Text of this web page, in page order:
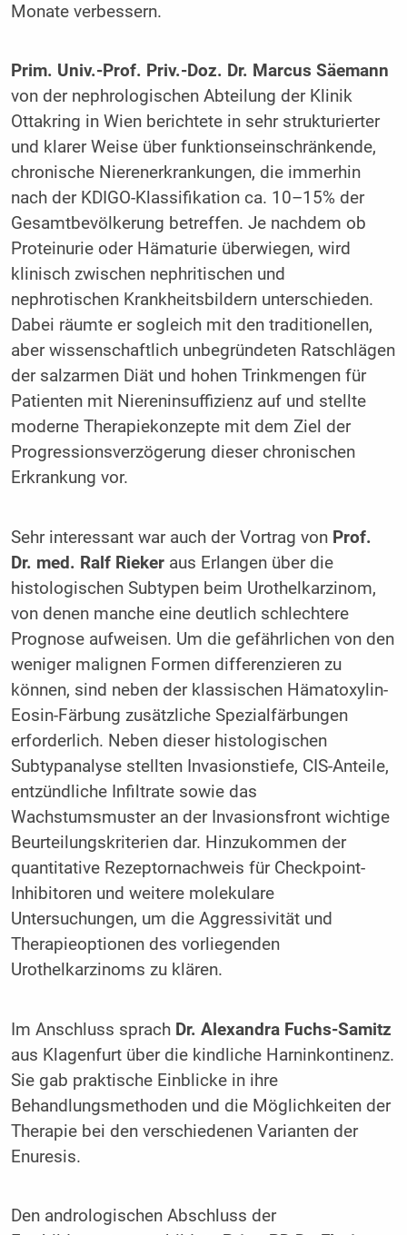
Monate verbessern.
Prim. Univ.-Prof. Priv.-Doz. Dr. Marcus Säemann
von der nephrologischen Abteilung der Klinik
Ottakring in Wien berichtete in sehr strukturierter
und klarer Weise über funktionseinschränkende,
chronische Nierenerkrankungen, die immerhin
nach der KDIGO-Klassifikation ca. 10–15% der
Gesamtbevölkerung betreffen. Je nachdem ob
Proteinurie oder Hämaturie überwiegen, wird
klinisch zwischen nephritischen und
nephrotischen Krankheitsbildern unterschieden.
Dabei räumte er sogleich mit den traditionellen,
aber wissenschaftlich unbegründeten Ratschlägen
der salzarmen Diät und hohen Trinkmengen für
Patienten mit Niereninsuffizienz auf und stellte
moderne Therapiekonzepte mit dem Ziel der
Progressionsverzögerung dieser chronischen
Erkrankung vor.
Sehr interessant war auch der Vortrag von Prof.
Dr. med. Ralf Riekeraus Erlangen über die
histologischen Subtypen beim Urothelkarzinom,
von denen manche eine deutlich schlechtere
Prognose aufweisen. Um die gefährlichen von den
weniger malignen Formen differenzieren zu
können, sind neben der klassischen Hämatoxylin-
Eosin-Färbung zusätzliche Spezialfärbungen
erforderlich. Neben dieser histologischen
Subtypanalyse stellten Invasionstiefe, CIS-Anteile,
entzündliche Infiltrate sowie das
Wachstumsmuster an der Invasionsfront wichtige
Beurteilungskriterien dar. Hinzukommen der
quantitative Rezeptornachweis für Checkpoint-
Inhibitoren und weitere molekulare
Untersuchungen, um die Aggressivität und
Therapieoptionen des vorliegenden
Urothelkarzinoms zu klären.
Im Anschluss sprach Dr. Alexandra Fuchs-Samitz
aus Klagenfurt über die kindliche Harninkontinenz.
Sie gab praktische Einblicke in ihre
Behandlungsmethoden und die Möglichkeiten der
Therapie bei den verschiedenen Varianten der
Enuresis.
Den andrologischen Abschluss der